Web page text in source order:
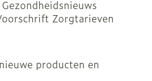
Gezondheidsnieuws
Zorgtarieven
producten en